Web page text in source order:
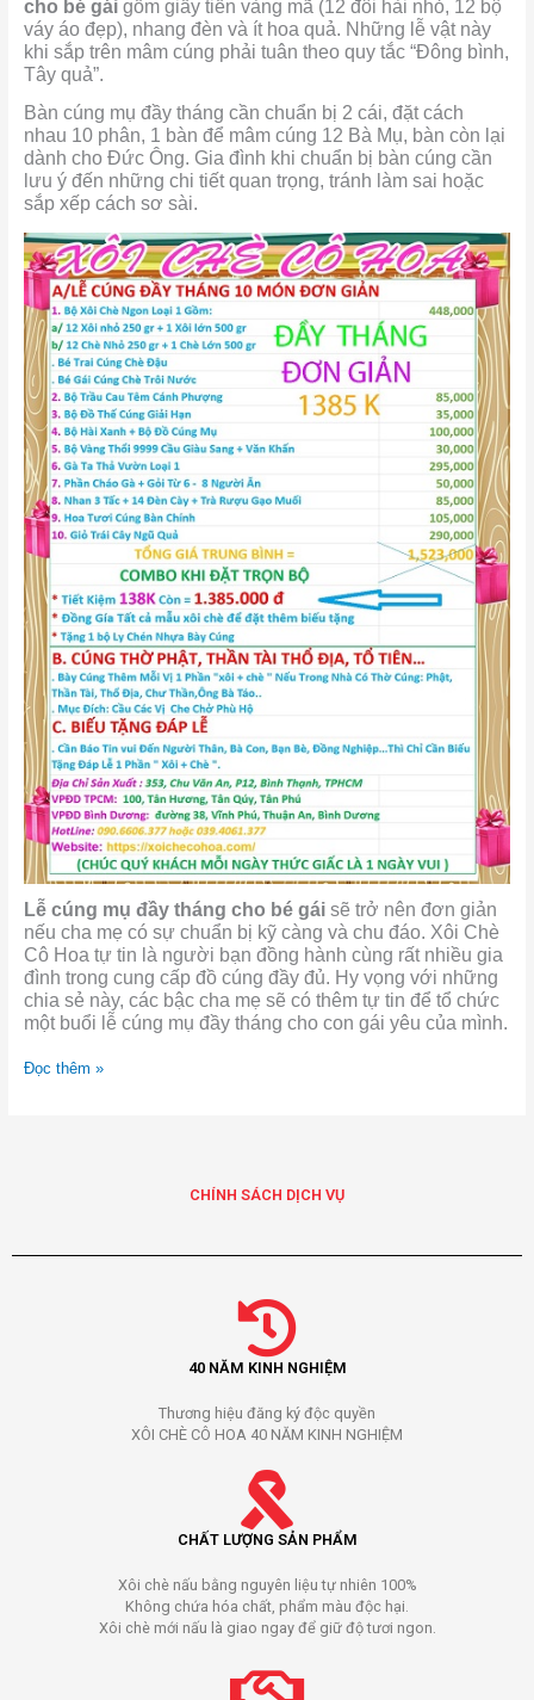
cho bé gái gồm giấy tiền vàng mã (12 đôi hài nhỏ, 12 bộ
váy áo đẹp), nhang đèn và ít hoa quả. Những lễ vật này
khi sắp trên mâm cúng phải tuân theo quy tắc “Đông bình,
Tây quả”.
Bàn cúng mụ đầy tháng cần chuẩn bị 2 cái, đặt cách
nhau 10 phân, 1 bàn để mâm cúng 12 Bà Mụ, bàn còn lại
dành cho Đức Ông. Gia đình khi chuẩn bị bàn cúng cần
lưu ý đến những chi tiết quan trọng, tránh làm sai hoặc
sắp xếp cách sơ sài.
Lễ cúng mụ đầy tháng cho bé gáisẽ trở nên đơn giản
nếu cha mẹ có sự chuẩn bị kỹ càng và chu đáo. Xôi Chè
Cô Hoa tự tin là người bạn đồng hành cùng rất nhiều gia
đình trong cung cấp đồ cúng đầy đủ. Hy vọng với những
chia sẻ này, các bậc cha mẹ sẽ có thêm tự tin để tổ chức
một buổi lễ cúng mụ đầy tháng cho con gái yêu của mình.
Đọc thêm »
CHÍNH SÁCH DỊCH VỤ
40 NĂM KINH NGHIỆM
Thương hiệu đăng ký độc quyền
XÔI CHÈ CÔ HOA 40 NĂM KINH NGHIỆM
CHẤT LƯỢNG SẢN PHẨM
Xôi chè nấu bằng nguyên liệu tự nhiên 100%
Không chứa hóa chất, phẩm màu độc hại.
Xôi chè mới nấu là giao ngay để giữ độ tươi ngon.